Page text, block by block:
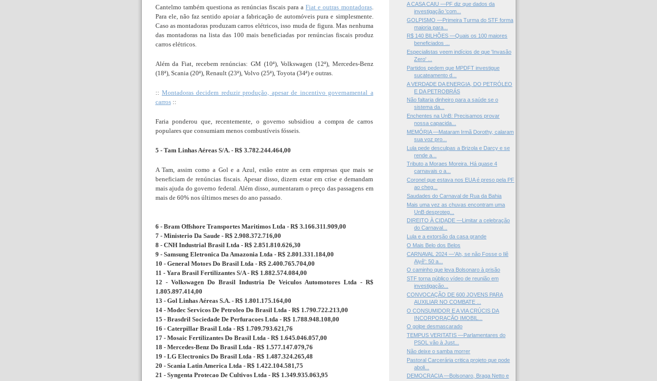
Cantelmo também questiona as renúncias fiscais para aFiat e outras montadoras.
Para ele, não faz sentido apoiar a fabricação de automóveis pura e simplesmente.
Caso as montadoras produzam carros elétricos, isso muda de figura. Mas nenhuma
das montadoras na lista das 100 mais beneficiadas por renúncias fiscais produz
carros elétricos.
Além da Fiat, recebem renúncias: GM (10ª), Volkswagen (12ª), Mercedes-Benz
(18ª), Scania (20ª), Renault (23ª), Volvo (25ª), Toyota (34ª) e outras.
:: Montadoras decidem reduzir produção, apesar de incentivo governamental a
carros::
Faria ponderou que, recentemente, o governo subsidiou a compra de carros
populares que consumiam menos combustíveis fósseis.
5 - Tam Linhas Aéreas S/A. - R$ 3.782.244.464,00
A Tam, assim como a Gol e a Azul, estão entre as cem empresas que mais se
beneficiam de renúncias fiscais. Apesar disso, dizem estar em crise e demandam
mais ajuda do governo federal. Além disso, aumentaram o preço das passagens em
mais de 60% nos últimos meses do ano passado.
6 - Bram Offshore Transportes Maritimos Ltda - R$ 3.166.311.909,00
7 - Ministerio Da Saude - R$ 2.908.372.716,00
8 - CNH Industrial Brasil Ltda - R$ 2.851.810.626,30
9 - Samsung Eletronica Da Amazonia Ltda - R$ 2.801.331.184,00
10 - General Motors Do Brasil Ltda - R$ 2.400.765.704,00
11 - Yara Brasil Fertilizantes S/A - R$ 1.882.574.084,00
12 - Volkswagen Do Brasil Industria De Veiculos Automotores Ltda - R$
1.805.897.414,00
13 - Gol Linhas Aéreas S.A. - R$ 1.801.175.164,00
14 - Modec Servicos De Petroleo Do Brasil Ltda - R$ 1.790.722.213,00
15 - Brasdril Sociedade De Perfuracoes Ltda - R$ 1.788.948.108,00
16 - Caterpillar Brasil Ltda - R$ 1.709.793.621,76
17 - Mosaic Fertilizantes Do Brasil Ltda - R$ 1.645.046.057,00
18 - Mercedes-Benz Do Brasil Ltda - R$ 1.577.147.079,76
19 - LG Electronics Do Brasil Ltda - R$ 1.487.324.265,48
20 - Scania Latin America Ltda - R$ 1.422.104.581,75
21 - Syngenta Protecao De Cultivos Ltda - R$ 1.349.935.063,95
A CASA CAIU —PF diz que dados da
investigação 'com...
GOLPISMO —Primeira Turma do STF forma
maioria para...
R$ 140 BILHÕES —Quais os 100 maiores
beneficiados ...
Especialistas veem indícios de que 'Invasão
Zero' ...
Partidos pedem que MPDFT investigue
sucateamento d...
A VERDADE DA ENERGIA, DO PETRÓLEO
E DA PETROBRÁS
Não faltaria dinheiro para a saúde se o
sistema da...
Enchentes na UnB: Precisamos provar
nossa capacida...
MEMÓRIA —Mataram Irmã Dorothy, calaram
sua voz pro...
Lula pede desculpas a Brizola e Darcy e se
rende a...
Tributo a Moraes Moreira. Há quase 4
carnavais o a...
Coronel que estava nos EUA é preso pela PF
ao cheg...
Saudades do Carnaval de Rua da Bahia
Mais uma vez as chuvas encontram uma
UnB desproteg...
DIREITO À CIDADE —Limitar a celebração
do Carnaval...
Lula e a extorsão da casa grande
O Mais Belo dos Belos
CARNAVAL 2024 —'Ah, se não Fosse o Ilê
Aiyê': 50 a...
O caminho que leva Bolsonaro à prisão
STF torna público vídeo de reunião em
investigação...
CONVOCAÇÃO DE 600 JOVENS PARA
AUXILIAR NO COMBATE ...
O CONSUMIDOR E A VIA CRÚCIS DA
INCORPORAÇÃO IMOBIL...
O golpe desmascarado
TEMPUS VERITATIS —Parlamentares do
PSOL vão à Just...
Não deixe o samba morrer
Pastoral Carcerária critica projeto que pode
aboli...
DEMOCRACIA —Bolsonaro, Braga Netto e